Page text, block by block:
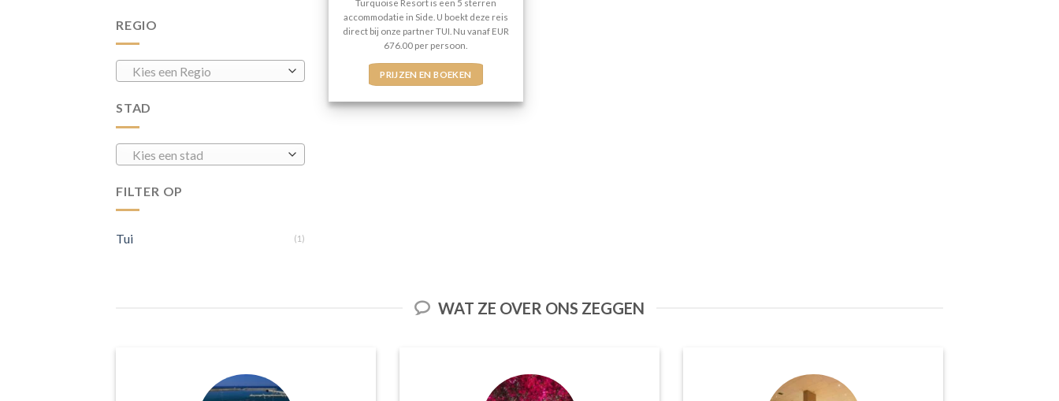
REGIO
Kies een Regio
STAD
Kies een stad
FILTER OP
Tui (1)
Turquoise Resort is een 5 sterren
accommodatie in Side. U boekt deze reis
direct bij onze partner TUI. Nu vanaf EUR
676.00 per persoon.
PRIJZEN EN BOEKEN
WAT ZE OVER ONS ZEGGEN